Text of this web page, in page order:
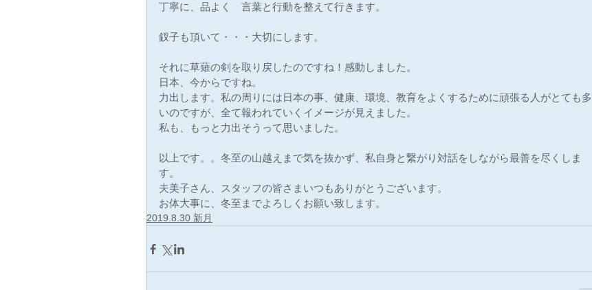
丁寧に、品よく　言葉と行動を整えて行きます。
釵子も頂いて・・・大切にします。
それに草薙の剣を取り戻したのですね！感動しました。
日本、今からですね。
力出します。私の周りには日本の事、健康、環境、教育をよくするために頑張る人がとても多
いのですが、全て報われていくイメージが見えました。
私も、もっと力出そうって思いました。
以上です。。冬至の山越えまで気を抜かず、私自身と繋がり対話をしながら最善を尽くしま
す。
夫美子さん、スタッフの皆さまいつもありがとうございます。
お体大事に、冬至までよろしくお願い致します。
2019.8.30 新月